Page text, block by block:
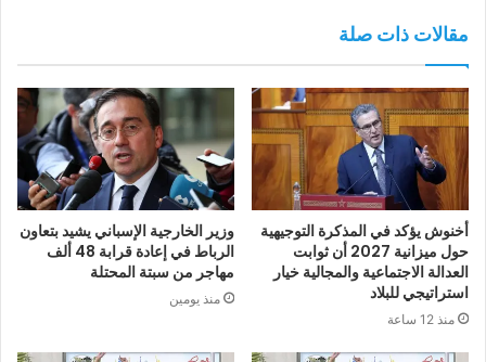
مقالات ذات صلة
أخنوش يؤكد في المذكرة التوجيهية
حول ميزانية 2027 أن ثوابت
العدالة الاجتماعية والمجالية خيار
استراتيجي للبلاد
منذ 12 ساعة
وزير الخارجية الإسباني يشيد بتعاون
الرباط في إعادة قرابة 48 ألف
مهاجر من سبتة المحتلة
منذ يومين